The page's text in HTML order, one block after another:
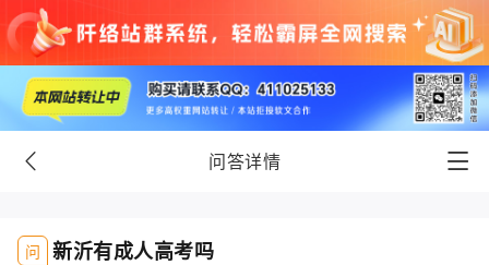
问答详情
问 新沂有成人高考吗